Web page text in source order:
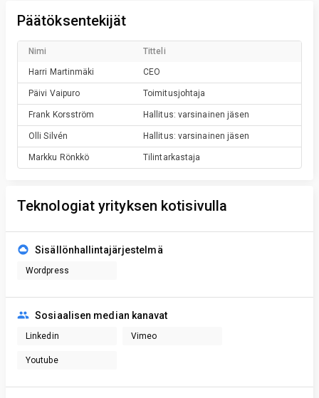
Päätöksentekijät
Nimi Titteli
Harri Martinmäki CEO
Päivi Vaipuro Toimitusjohtaja
Frank Korsström Hallitus: varsinainen jäsen
Olli Silvén Hallitus: varsinainen jäsen
Markku Rönkkö Tilintarkastaja
Teknologiat yrityksen kotisivulla
Sisällönhallintajärjestelmä
Wordpress
Sosiaalisen median kanavat
Linkedin Vimeo
Youtube